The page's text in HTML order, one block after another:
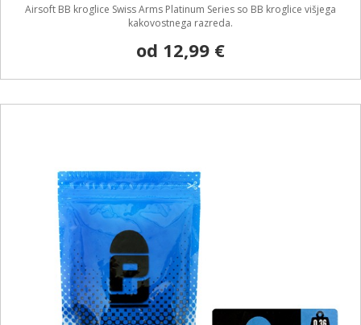
Airsoft BB kroglice Swiss Arms Platinum Series so BB kroglice višjega
kakovostnega razreda.
od 12,99 €